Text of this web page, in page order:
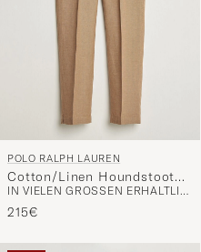
POLO RALPH LAUREN
Cotton/Linen Houndstooth
Pants Vintage Khaki
IN VIELEN GRÖSSEN ERHÄLTLICH
215€